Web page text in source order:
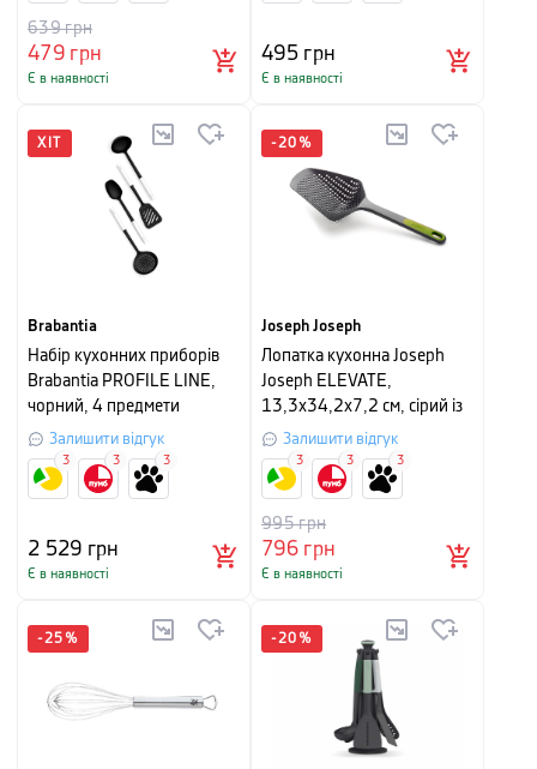
479грн
639грн
Є в наявності
495грн
Є в наявності
ХІТ
Brabantia
Набір кухонних приборів
Brabantia PROFILE LINE,
чорний, 4 предмети
Залишити відгук
2 529 грн
Є в наявності
3 3 3
-20 %
Joseph Joseph
Лопатка кухонна Joseph
Joseph ELEVATE,
13,3х34,2х7,2 см, сірий із
зеленим
Залишити відгук
796грн
995грн
Є в наявності
3 3 3
-25 % -20 %